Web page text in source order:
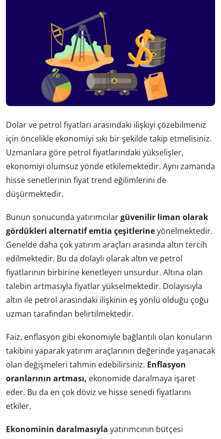
Dolar ve petrol fiyatları arasındaki ilişkiyi çözebilmeniz
için öncelikle ekonomiyi sıkı bir şekilde takip etmelisiniz.
Uzmanlara göre petrol fiyatlarındaki yükselişler,
ekonomiyi olumsuz yönde etkilemektedir. Aynı zamanda
hisse senetlerinin fiyat trend eğilimlerini de
düşürmektedir.
Bunun sonucunda yatırımcılargüvenilir liman olarak
gördükleri alternatif emtia çeşitlerineyönelmektedir.
Genelde daha çok yatırım araçları arasında altın tercih
edilmektedir. Bu da dolaylı olarak altın ve petrol
fiyatlarının birbirine kenetleyen unsurdur. Altına olan
talebin artmasıyla fiyatlar yükselmektedir. Dolayısıyla
altın ile petrol arasındaki ilişkinin eş yönlü olduğu çoğu
uzman tarafından belirtilmektedir.
Faiz, enflasyon gibi ekonomiyle bağlantılı olan konuların
takibini yaparak yatırım araçlarının değerinde yaşanacak
olan değişmeleri tahmin edebilirsiniz. Enflasyon
oranlarının artması, ekonomide daralmaya işaret
eder. Bu da en çok döviz ve hisse senedi fiyatlarını
etkiler.
Ekonominin daralmasıyla yatırımcının bütçesi